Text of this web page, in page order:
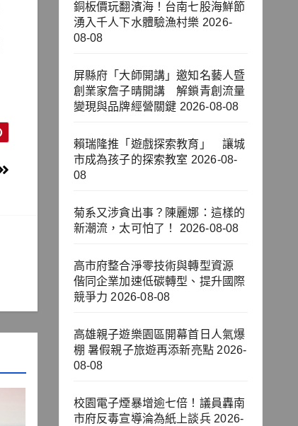
銅板價玩翻濱海！台南七股海鮮節
湧入千人下水體驗漁村樂 2026-
08-08
屏縣府「大師開講」邀知名藝人暨
創業家詹子晴開講 解鎖青創流量
變現與品牌經營關鍵 2026-08-08
賴瑞隆推「遊戲探索教育」 讓城
市成為孩子的探索教室 2026-08-
08
菊系又涉貪出事？陳麗娜：這樣的
新潮流，太可怕了！
2026-08-08
高市府整合淨零技術與轉型資源
偕同企業加速低碳轉型、提升國際
競爭力 2026-08-08
高雄親子遊樂園區開幕首日人氣爆
棚 暑假親子旅遊再添新亮點 2026-
08-08
校園電子煙暴增逾七倍！議員轟南
市府反毒宣導淪為紙上談兵 2026-